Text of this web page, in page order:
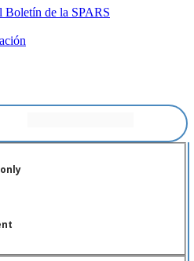
Boletín de la SPARS